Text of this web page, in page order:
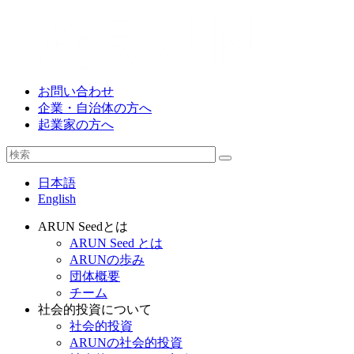
お問い合わせ
企業・自治体の方へ
起業家の方へ
日本語
English
ARUN Seedとは
ARUN Seed とは
ARUNの歩み
団体概要
チーム
社会的投資について
社会的投資
ARUNの社会的投資